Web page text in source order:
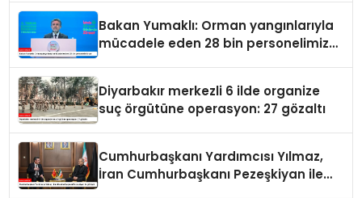
Bakan Yumaklı: Orman yangınlarıyla
mücadele eden 28 bin personelimiz
Diyarbakır merkezli 6 ilde organize
suç örgütüne operasyon: 27 gözaltı
Cumhurbaşkanı Yardımcısı Yılmaz,
İran Cumhurbaşkanı Pezeşkiyan ile